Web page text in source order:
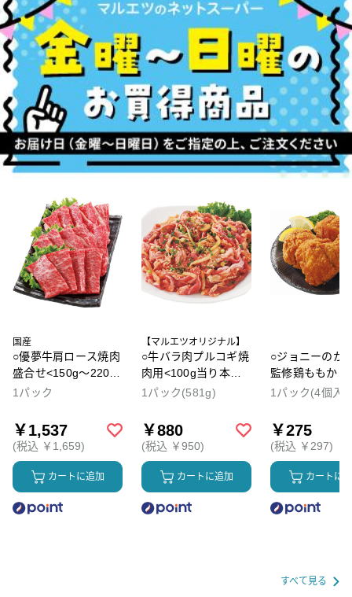
国産
○優夢牛肩ロース焼肉
盛合せ<150g～220g
の間でお届け> ※最
重量となります。
100g当り本体価格
699円※表示価格は参
考価格です
1パック
￥1,537
(税込 ￥1,659)
カートに追加
【マルエツオリジナル】
○牛バラ肉プルコギ焼
肉用<100g当り本体
価格152円>
1パック(581g)
￥880
(税込 ￥950)
カートに追加
○ジョニーのか
監修鶏ももから
1パック(4個入)
￥275
(税込 ￥297)
カートに
すべて見る